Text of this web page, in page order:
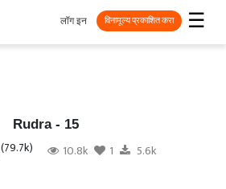
☰
लॉग इन विनामूल्य प्रकाशित करा
Rudra - 15
(79.7k) 10.8k 1 5.6k